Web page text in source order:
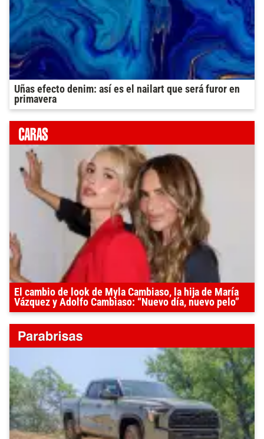
Uñas efecto denim: así es el nailart que será furor en
primavera
El cambio de look de Myla Cambiaso, la hija de María
Vázquez y Adolfo Cambiaso: “Nuevo día, nuevo pelo”